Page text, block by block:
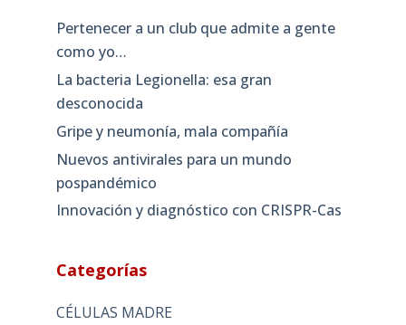
Pertenecer a un club que admite a gente
como yo…
La bacteria Legionella: esa gran
desconocida
Gripe y neumonía, mala compañía
Nuevos antivirales para un mundo
pospandémico
Innovación y diagnóstico con CRISPR-Cas
Categorías
CÉLULAS MADRE